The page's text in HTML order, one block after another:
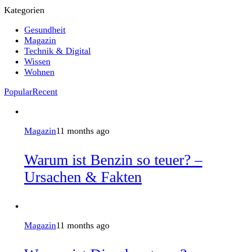
Kategorien
Gesundheit
Magazin
Technik & Digital
Wissen
Wohnen
PopularRecent
Magazin11 months ago
Warum ist Benzin so teuer? –
Ursachen & Fakten
Magazin11 months ago